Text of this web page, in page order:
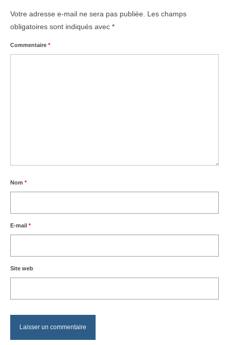
Votre adresse e-mail ne sera pas publiée.
Les champs
obligatoires sont indiqués avec *
Commentaire *
Nom *
E-mail *
Site web